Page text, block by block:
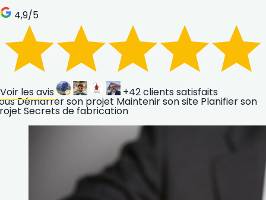
4,9/5
Voir les avis +42clients satisfaits
Démarrer son projet Maintenir son site Planifier son
Secrets de fabrication